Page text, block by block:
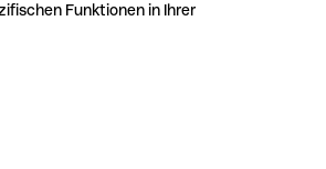
Funktionen in Ihrer